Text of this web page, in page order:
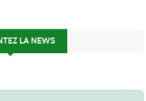
LA NEWS